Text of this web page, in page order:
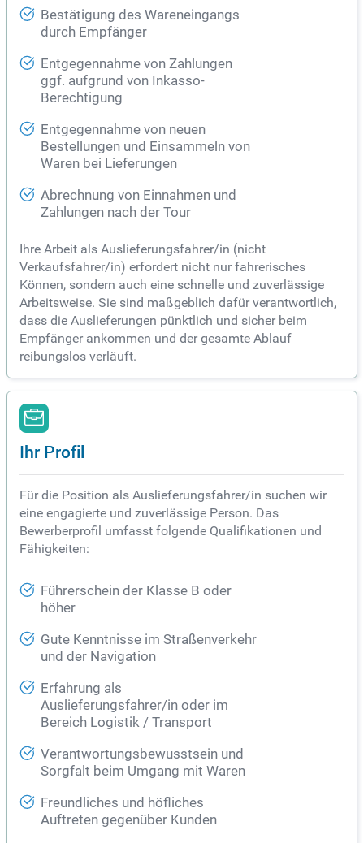
Bestätigung des Wareneingangs
durch Empfänger
Entgegennahme von Zahlungen
ggf. aufgrund von Inkasso-
Berechtigung
Entgegennahme von neuen
Bestellungen und Einsammeln von
Waren bei Lieferungen
Abrechnung von Einnahmen und
Zahlungen nach der Tour
Ihre Arbeit als Auslieferungsfahrer/in (nicht
Verkaufsfahrer/in) erfordert nicht nur fahrerisches
Können, sondern auch eine schnelle und zuverlässige
Arbeitsweise. Sie sind maßgeblich dafür verantwortlich,
dass die Auslieferungen pünktlich und sicher beim
Empfänger ankommen und der gesamte Ablauf
reibungslos verläuft.
Ihr Profil
Für die Position als Auslieferungsfahrer/in suchen wir
eine engagierte und zuverlässige Person. Das
Bewerberprofil umfasst folgende Qualifikationen und
Fähigkeiten:
Führerschein der Klasse B oder
höher
Gute Kenntnisse im Straßenverkehr
und der Navigation
Erfahrung als
Auslieferungsfahrer/in oder im
Bereich Logistik / Transport
Verantwortungsbewusstsein und
Sorgfalt beim Umgang mit Waren
Freundliches und höfliches
Auftreten gegenüber Kunden